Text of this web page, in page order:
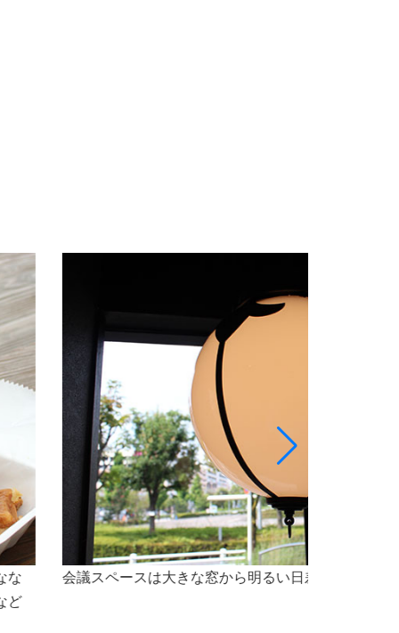
最大5名様程のスペースで、会議をご利用いただけ